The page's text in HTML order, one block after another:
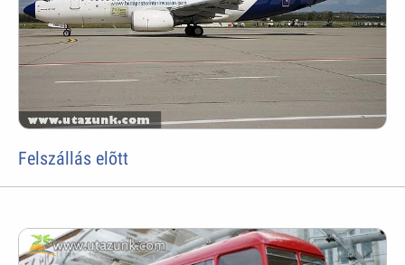
Felszállás elõtt